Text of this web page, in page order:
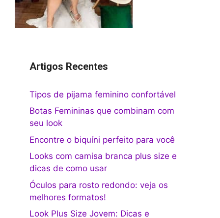
Artigos Recentes
Tipos de pijama feminino confortável
Botas Femininas que combinam com
seu look
Encontre o biquíni perfeito para você
Looks com camisa branca plus size e
dicas de como usar
Óculos para rosto redondo: veja os
melhores formatos!
Look Plus Size Jovem: Dicas e